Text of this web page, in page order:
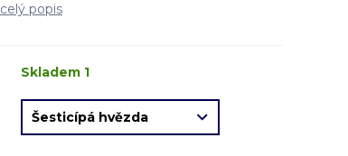
celý popis
Skladem 1